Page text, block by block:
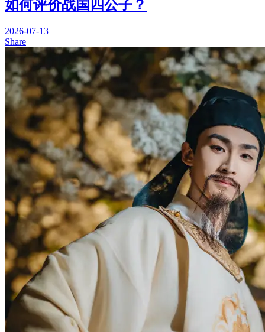
如何评价战国四公子？
2026-07-13
Share